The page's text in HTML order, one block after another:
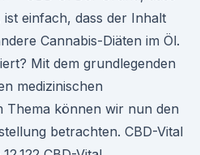
einfach, dass der Inhalt
Cannabis-Diäten im Öl.
Mit dem grundlegenden
medizinischen
Thema können wir nun den
betrachten. CBD-Vital